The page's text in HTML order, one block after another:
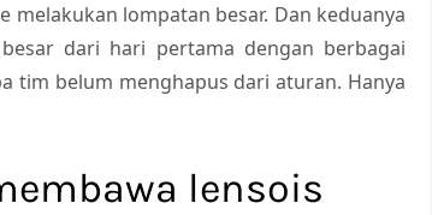
melakukan lompatan besar. Dan keduanya
dari hari pertama dengan berbagai
tim belum menghapus dari aturan. Hanya
lensois